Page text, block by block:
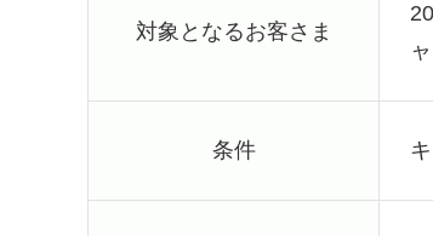
対象となるお客さま
条件